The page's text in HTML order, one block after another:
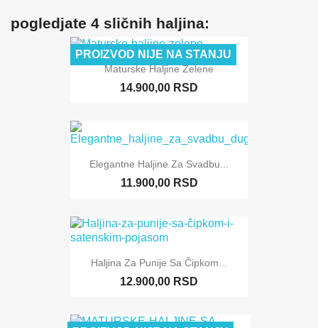
pogledjate 4 sličnih haljina:
Maturske Haljine Zelene
14.900,00 RSD
PROIZVOD NIJE NA STANJU
Elegantne Haljine Za Svadbu...
11.900,00 RSD
Haljina Za Punije Sa Čipkom...
12.900,00 RSD